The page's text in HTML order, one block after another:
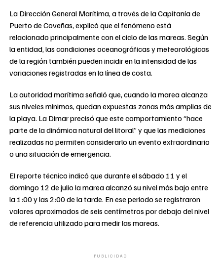
La Dirección General Marítima, a través de la Capitanía de
Puerto de Coveñas, explicó que el fenómeno está
relacionado principalmente con el ciclo de las mareas. Según
la entidad, las condiciones oceanográficas y meteorológicas
de la región también pueden incidir en la intensidad de las
variaciones registradas en la línea de costa.
La autoridad marítima señaló que, cuando la marea alcanza
sus niveles mínimos, quedan expuestas zonas más amplias de
la playa. La Dimar precisó que este comportamiento “hace
parte de la dinámica natural del litoral” y que las mediciones
realizadas no permiten considerarlo un evento extraordinario
o una situación de emergencia.
El reporte técnico indicó que durante el sábado 11 y el
domingo 12 de julio la marea alcanzó su nivel más bajo entre
la 1:00 y las 2:00 de la tarde. En ese periodo se registraron
valores aproximados de seis centímetros por debajo del nivel
de referencia utilizado para medir las mareas.
PUBLICIDAD